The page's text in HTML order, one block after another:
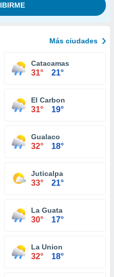
Más ciudades
Catacamas
31° 21°
El Carbon
31° 19°
Gualaco
32° 18°
Juticalpa
33° 21°
La Guata
30° 17°
La Union
32° 18°